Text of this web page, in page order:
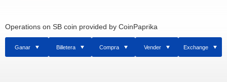
Operations on SB coin provided by CoinPaprika
Ganar Billetera Compra Vender Exchange